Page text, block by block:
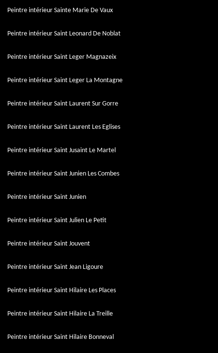
Peintre intérieur Sainte Marie De Vaux
Peintre intérieur Saint Leonard De Noblat
Peintre intérieur Saint Leger Magnazeix
Peintre intérieur Saint Leger La Montagne
Peintre intérieur Saint Laurent Sur Gorre
Peintre intérieur Saint Laurent Les Eglises
Peintre intérieur Saint Jusaint Le Martel
Peintre intérieur Saint Junien Les Combes
Peintre intérieur Saint Junien
Peintre intérieur Saint Julien Le Petit
Peintre intérieur Saint Jouvent
Peintre intérieur Saint Jean Ligoure
Peintre intérieur Saint Hilaire Les Places
Peintre intérieur Saint Hilaire La Treille
Peintre intérieur Saint Hilaire Bonneval